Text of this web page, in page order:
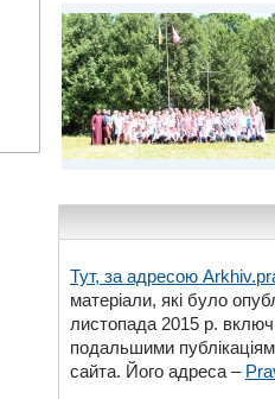
Тут, за адресою
матеріали, які було
листопада 2015 р.
подальшими
сайта. Його адреса –